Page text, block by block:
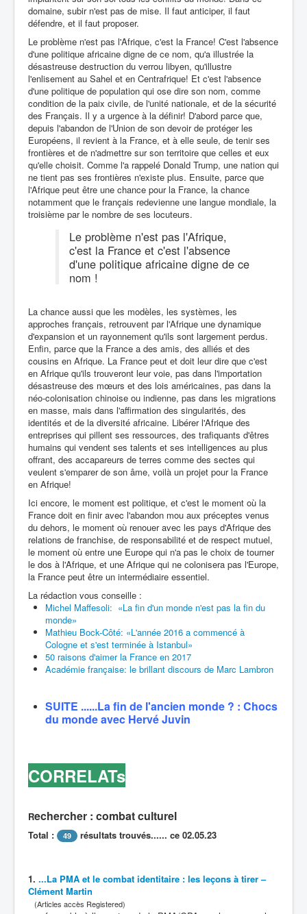
domaine, subir n'est pas de mise. Il faut anticiper, il faut
défendre, et il faut proposer.
Le problème n'est pas l'Afrique, c'est la France! C'est l'absence
d'une politique africaine digne de ce nom, qu'a illustrée la
désastreuse destruction du verrou libyen, qu'illustre
l'enlisement au Sahel et en Centrafrique! Et c'est l'absence
d'une politique de population qui ose dire son nom, comme
condition de la paix civile, de l'unité nationale, et de la sécurité
des Français. Il y a urgence à la définir! D'abord parce que,
depuis l'abandon de l'Union de son devoir de protéger les
Européens, il revient à la France, et à elle seule, de tenir ses
frontières et de n'admettre sur son territoire que celles et eux
qu'elle choisit. Comme l'a rappelé Donald Trump, une nation qui
ne tient pas ses frontières n'existe plus. Ensuite, parce que
l'Afrique peut être une chance pour la France, la chance
notamment que le français redevienne une langue mondiale, la
troisième par le nombre de ses locuteurs.
Le problème n'est pas l'Afrique,
c'est la France et c'est l'absence
d'une politique africaine digne de ce
nom !
La chance aussi que les modèles, les systèmes, les
approches français, retrouvent par l'Afrique une dynamique
d'expansion et un rayonnement qu'ils sont largement perdus.
Enfin, parce que la France a des amis, des alliés et des
cousins en Afrique. La France peut et doit leur dire que c'est
en Afrique qu'ils trouveront leur voie, pas dans l'importation
désastreuse des mœurs et des lois américaines, pas dans la
néo-colonisation chinoise ou indienne, pas dans les migrations
en masse, mais dans l'affirmation des singularités, des
identités et de la diversité africaine. Libérer l'Afrique des
entreprises qui pillent ses ressources, des trafiquants d'êtres
humains qui vendent ses talents et ses intelligences au plus
offrant, des accapareurs de terres comme des sectes qui
veulent s'emparer de son âme, voilà un projet pour la France
en Afrique!
Ici encore, le moment est politique, et c'est le moment où la
France doit en finir avec l'abandon mou aux préceptes venus
du dehors, le moment où renouer avec les pays d'Afrique des
relations de franchise, de responsabilité et de respect mutuel,
le moment où entre une Europe qui n'a pas le choix de tourner
le dos à l'Afrique, et une Afrique qui ne colonisera pas l'Europe,
la France peut être un intermédiaire essentiel.
La rédaction vous conseille :
Michel Maffesoli: «La fin d'un monde n'est pas la fin du
monde»
Mathieu Bock-Côté: «L'année 2016 a commencé à
Cologne et s'est terminée à Istanbul»
50 raisons d'aimer la France en 2017
Académie française: le brillant discours de Marc Lambron
SUITE ......La fin de l'ancien monde ? : Chocs
du monde avec Hervé Juvin
CORRELATs
Rechercher : combat culturel
Total : 49 résultats trouvés...... ce 02.05.23
1. ...La PMA et le combat identitaire : les leçons à tirer –
Clément Martin
(Articles accès Registered)